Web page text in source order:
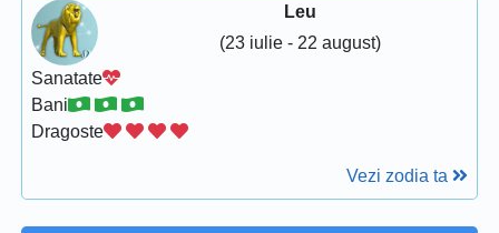
Leu
(23 iulie - 22 august)
Sanatate
Bani
Dragoste
Vezi zodia ta